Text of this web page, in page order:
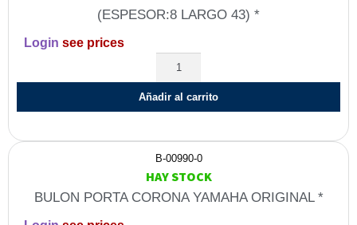
(ESPESOR:8 LARGO 43) *
Login see prices
Añadir al carrito
B-00990-0
HAY STOCK
BULON PORTA CORONA YAMAHA ORIGINAL *